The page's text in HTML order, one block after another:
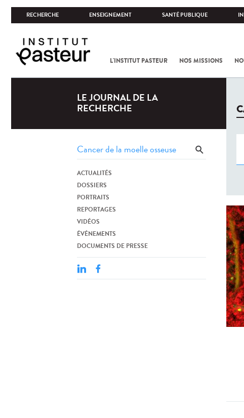
RECHERCHE ENSEIGNEMENT SANTÉ PUBLIQUE
L'INSTITUT PASTEUR NOS MISSIONS
LE JOURNAL DE LA
RECHERCHE
ACTUALITÉS
DOSSIERS
PORTRAITS
REPORTAGES
VIDÉOS
ÉVÉNEMENTS
DOCUMENTS DE PRESSE